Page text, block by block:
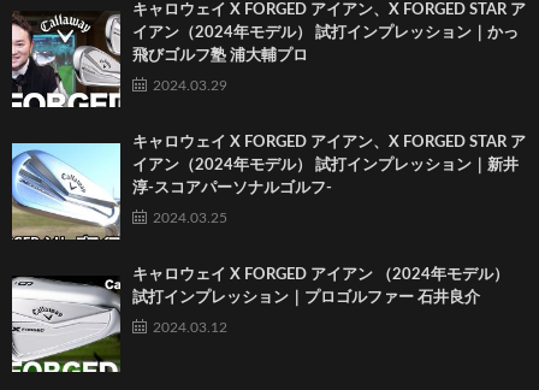
キャロウェイ X FORGED アイアン、X FORGED STAR ア
イアン（2024年モデル） 試打インプレッション｜かっ
飛びゴルフ塾 浦大輔プロ
2024.03.29
キャロウェイ X FORGED アイアン、X FORGED STAR ア
イアン（2024年モデル） 試打インプレッション｜新井
淳-スコアパーソナルゴルフ-
2024.03.25
キャロウェイ X FORGED アイアン （2024年モデル）
試打インプレッション｜プロゴルファー 石井良介
2024.03.12